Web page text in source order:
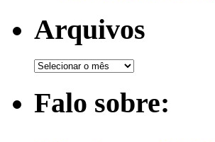
Arquivos
Falo sobre: